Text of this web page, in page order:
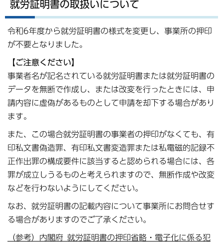
就労証明書の取扱いについて
令和6年度から就労証明書の様式を変更し、事業所の押印
が不要となりました。
【ご注意ください】
事業者名が記名されている就労証明書または就労証明書の
データを無断で作成し、または改変を行ったときには、申
請内容に虚偽があるものとして申請を却下する場合があり
ます。
また、この場合就労証明書の事業者の押印がなくても、有
印私文書偽造罪、有印私文書変造罪または私電磁的記録不
正作出罪の構成要件に該当すると認められる場合には、各
罪が成立しうるものと考えられますので、無断作成や改変
などを行わないようにしてください。
なお、就労証明書の記載内容について事業所にお問合せす
る場合がありますのでご了承ください。
（参考）内閣府_就労証明書の押印省略・電子化に係る犯